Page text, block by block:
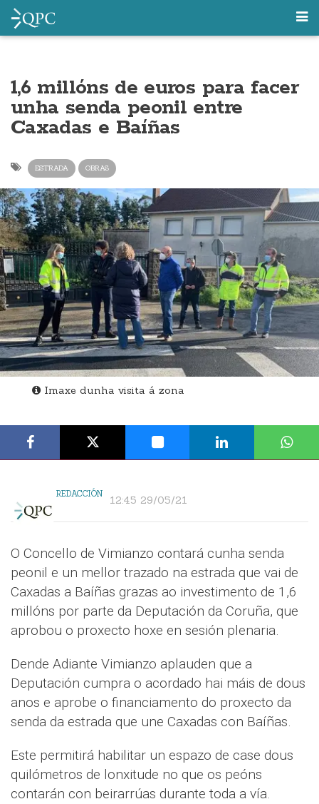
1,6 millóns de euros para facer
unha senda peonil entre
Caxadas e Baíñas
ESTRADA OBRAS
Imaxe dunha visita á zona
REDACCIÓN 12:45 29/05/21
O Concello de Vimianzo contará cunha senda
peonil e un mellor trazado na estrada que vai de
Caxadas a Baíñas grazas ao investimento de 1,6
millóns por parte da Deputación da Coruña, que
aprobou o proxecto hoxe en sesión plenaria.
Dende Adiante Vimianzo aplauden que a
Deputación cumpra o acordado hai máis de dous
anos e aprobe o financiamento do proxecto da
senda da estrada que une Caxadas con Baíñas.
Este permitirá habilitar un espazo de case dous
quilómetros de lonxitude no que os peóns
contarán con beirarrúas durante toda a vía.